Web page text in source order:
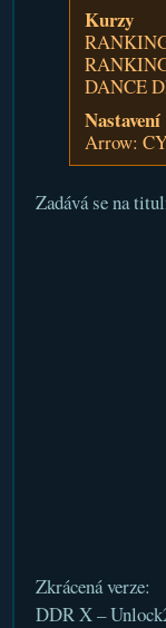
Kurzy
DANCE
Nastavení
Arrow:
Zadává se na
Zkrácená verze:
DDR X –